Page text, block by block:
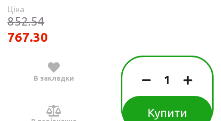
Ціна
852.54
767.30
В закладки
Купити